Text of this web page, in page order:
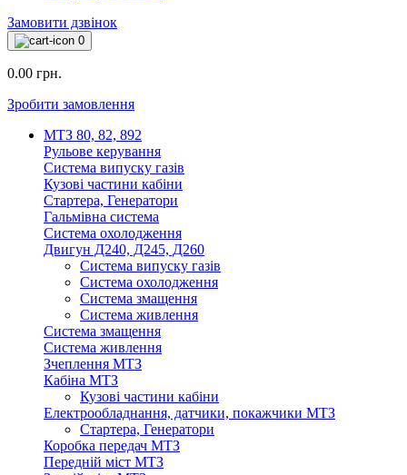
Замовити дзвінок
0
0.00 грн.
Зробити замовлення
МТЗ 80, 82, 892
Рульове керування
Система випуску газів
Кузові частини кабіни
Стартера, Генератори
Гальмівна система
Система охолодження
Двигун Д240, Д245, Д260
Система випуску газів
Система охолодження
Система змащення
Система живлення
Система змащення
Система живлення
Зчеплення МТЗ
Кабіна МТЗ
Кузові частини кабіни
Електрообладнання, датчики, покажчики МТЗ
Стартера, Генератори
Коробка передач МТЗ
Передній міст МТЗ